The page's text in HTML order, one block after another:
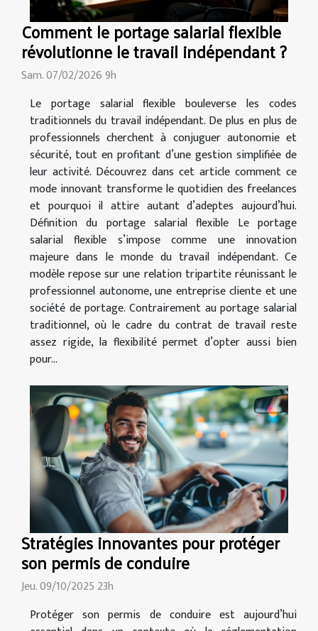
Comment le portage salarial flexible
révolutionne le travail indépendant ?
Sam. 07/02/2026 9h
Le portage salarial flexible bouleverse les codes
traditionnels du travail indépendant. De plus en plus de
professionnels cherchent à conjuguer autonomie et
sécurité, tout en profitant d’une gestion simplifiée de
leur activité. Découvrez dans cet article comment ce
mode innovant transforme le quotidien des freelances
et pourquoi il attire autant d’adeptes aujourd’hui.
Définition du portage salarial flexible Le portage
salarial flexible s’impose comme une innovation
majeure dans le monde du travail indépendant. Ce
modèle repose sur une relation tripartite réunissant le
professionnel autonome, une entreprise cliente et une
société de portage. Contrairement au portage salarial
traditionnel, où le cadre du contrat de travail reste
assez rigide, la flexibilité permet d’opter aussi bien
pour...
Stratégies innovantes pour protéger
son permis de conduire
Jeu. 09/10/2025 23h
Protéger son permis de conduire est aujourd’hui